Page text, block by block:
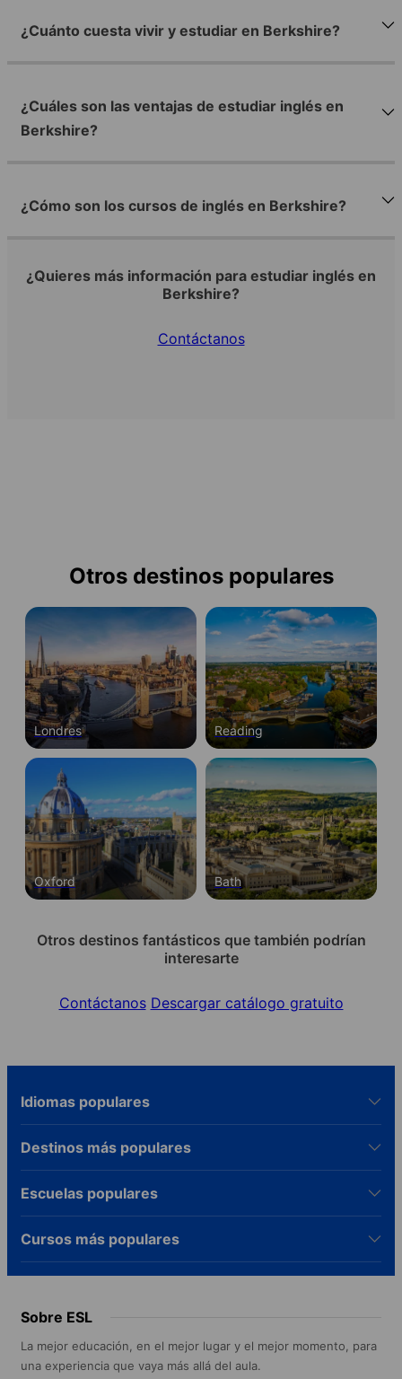
¿Cuánto cuesta vivir y estudiar en Berkshire?
¿Cuáles son las ventajas de estudiar inglés en
Berkshire?
¿Cómo son los cursos de inglés en Berkshire?
¿Quieres más información para estudiar inglés en
Berkshire?
Contáctanos
Otros destinos populares
Londres Reading
Oxford Bath
Otros destinos fantásticos que también podrían
interesarte
Contáctanos Descargar catálogo gratuito
Idiomas populares
Destinos más populares
Escuelas populares
Cursos más populares
Sobre ESL
La mejor educación, en el mejor lugar y el mejor momento, para
una experiencia que vaya más allá del aula.